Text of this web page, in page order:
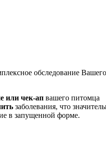
обследование
или чек-ап вашего питомца
заболевания, что
в запущенной форме.